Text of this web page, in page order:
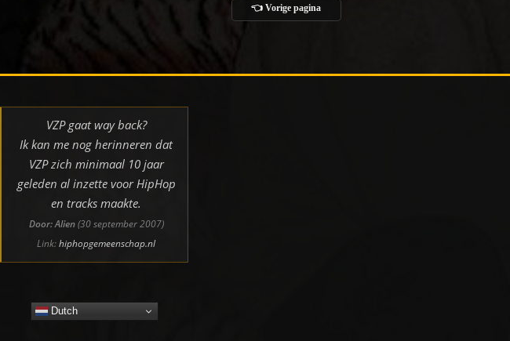
👈 Vorige pagina
VZP gaat way back?
Ik kan me nog herinneren dat
VZP zich minimaal 10 jaar
geleden al inzette voor HipHop
en tracks maakte.
Door: Alien(30 september 2007)
Link:hiphopgemeenschap.nl
Dutch